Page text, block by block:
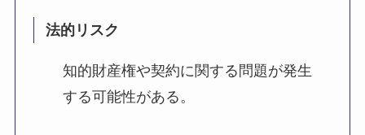
法的リスク
知的財産権や契約に関する問題が発生
する可能性がある。